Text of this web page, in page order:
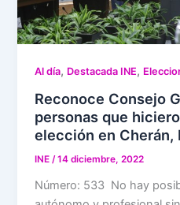
Al día, Destacada INE,
Reconoce Consejo
personas que
elección en Cherán,
INE/14 diciembre, 2022
Número: 533 No hay